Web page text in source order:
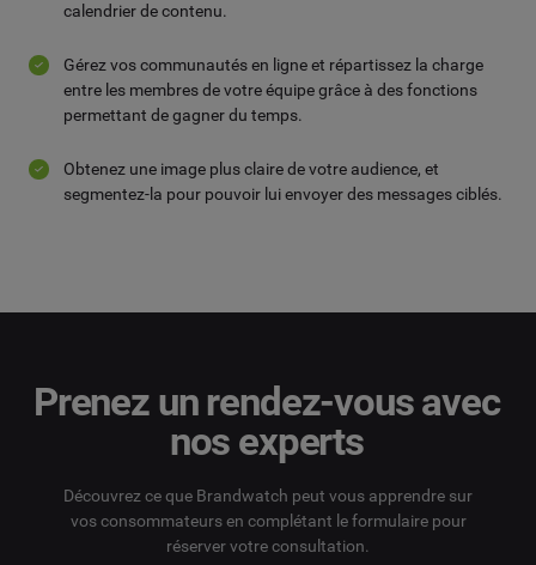
calendrier de contenu.
Gérez vos communautés en ligne et répartissez la charge
entre les membres de votre équipe grâce à des fonctions
permettant de gagner du temps.
Obtenez une image plus claire de votre audience, et
segmentez-la pour pouvoir lui envoyer des messages ciblés.
Prenez un rendez-vous avec
nos experts
Découvrez ce que Brandwatch peut vous apprendre sur
vos consommateurs en complétant le formulaire pour
réserver votre consultation.